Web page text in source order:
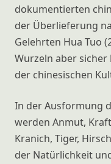
dokumentierten
der Überlieferung
Gelehrten Hua Tuo
Wurzeln aber
der chinesischen
In der Ausformung
werden Anmut,
Kranich, Tiger,
der Natürlichkeit